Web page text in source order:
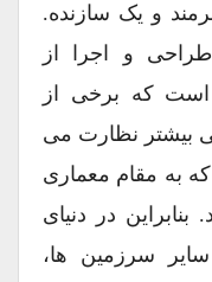
و یک سازنده.
و اجرا از
که برخی از
بیشتر نظارت می
به مقام معماری
در دنیای
سرزمین ها،